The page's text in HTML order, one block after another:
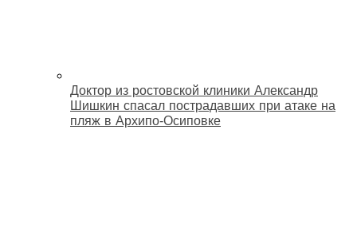
Доктор из ростовской клиники Александр
Шишкин спасал пострадавших при атаке на
пляж в Архипо‑Осиповке